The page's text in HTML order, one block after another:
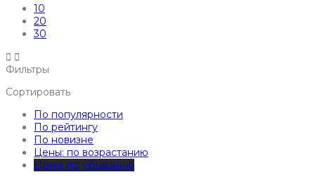
10
20
30
Фильтры
Сортировать
По популярности
По рейтингу
По новизне
Цены: по возрастанию
Цены: по убыванию